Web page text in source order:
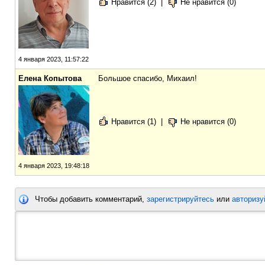
4 января 2023, 11:57:22
Нравится (2) Не нравится (0)
Елена Копытова
4 января 2023, 19:48:18
Большое спасибо, Михаил!
Нравится (1) Не нравится (0)
Чтобы добавить комментарий, зарегистрируйтесь или